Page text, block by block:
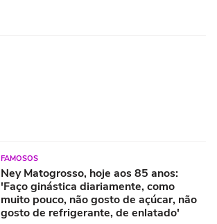
FAMOSOS
Ney Matogrosso, hoje aos 85 anos:
'Faço ginástica diariamente, como
muito pouco, não gosto de açúcar, não
gosto de refrigerante, de enlatado'